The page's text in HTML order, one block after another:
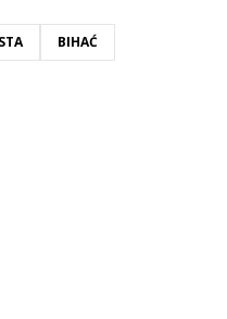
BIHAĆ